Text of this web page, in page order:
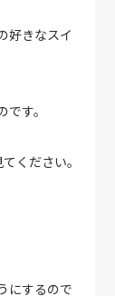
好きなスイ
す。
ください。
にするので